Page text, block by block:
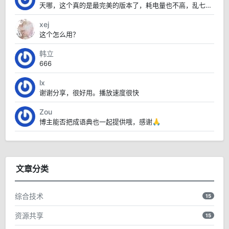
天哪，这个真的是最完美的版本了，耗电量也不高，乱七八糟的也没有，太赞了
xej
这个怎么用？
韩立
666
lx
谢谢分享，很好用。播放速度很快
Zou
博主能否把成语典也一起提供哦，感谢🙏
文章分类
综合技术 15
资源共享 15